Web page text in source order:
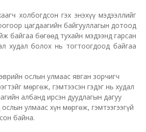
холбогдсон гэх энэхүү мэдээллийг
цагдаагийн байгууллагын дотоод
байгаа бөгөөд тухайн мэдээнд гарсан
худал болох нь тогтоогдоод байгаа
ослын улмаас явган зорчигч
мөргөж, гэмтээсэн гэдэг нь худал
албанд ирсэн дуудлагын дагуу
улмаас хүн мөргөж, гэмтээгээгүй
байна.